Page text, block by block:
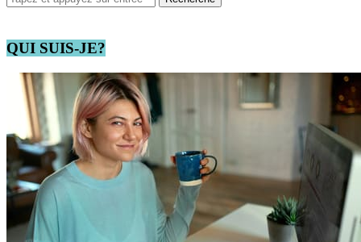
QUI SUIS-JE?